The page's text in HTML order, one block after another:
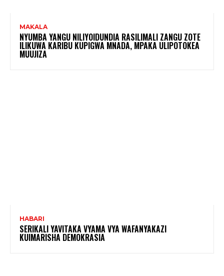
MAKALA
NYUMBA YANGU NILIYOIDUNDIA RASILIMALI ZANGU ZOTE
ILIKUWA KARIBU KUPIGWA MNADA, MPAKA ULIPOTOKEA
MUUJIZA
HABARI
SERIKALI YAVITAKA VYAMA VYA WAFANYAKAZI
KUIMARISHA DEMOKRASIA